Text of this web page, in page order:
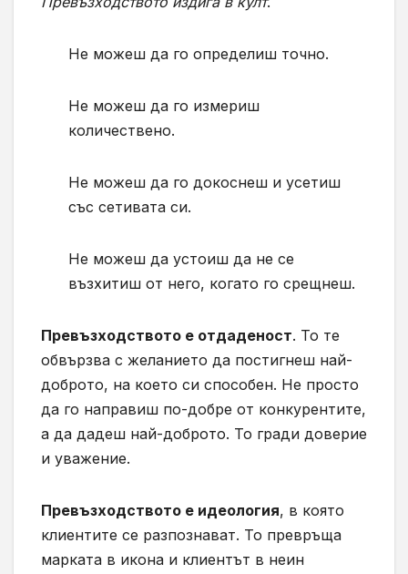
Не можеш да го определиш точно.
Не можеш да го измериш
количествено.
Не можеш да го докоснеш и усетиш
със сетивата си.
Не можеш да устоиш да не се
възхитиш от него, когато го срещнеш.
Превъзходството е отдаденост. То те
обвързва с желанието да постигнеш най-
доброто, на което си способен. Не просто
да го направиш по-добре от конкурентите,
а да дадеш най-доброто. То гради доверие
и уважение.
Превъзходството е идеология, в която
клиентите се разпознават. То превръща
марката в икона и клиентът в неин